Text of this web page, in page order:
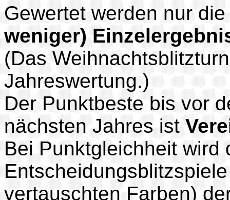
Gewertet werden nur
weniger)
(Das
Jahreswertung.)
Der Punktbeste bis vor
nächsten Jahres ist
Bei Punktgleichheit wird
vertauschten Farben)